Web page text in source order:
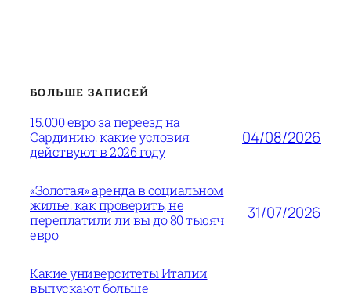
БОЛЬШЕ ЗАПИСЕЙ
15.000 евро за переезд на
Сардинию: какие условия
действуют в 2026 году
04/08/2026
«Золотая» аренда в социальном
жилье: как проверить, не
переплатили ли вы до 80 тысяч
евро
31/07/2026
Какие университеты Италии
выпускают больше